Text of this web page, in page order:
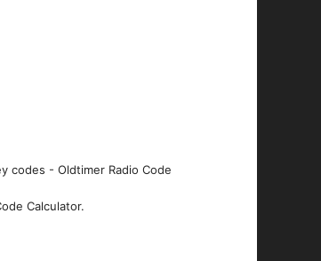
codes - Oldtimer Radio Code
Calculator.